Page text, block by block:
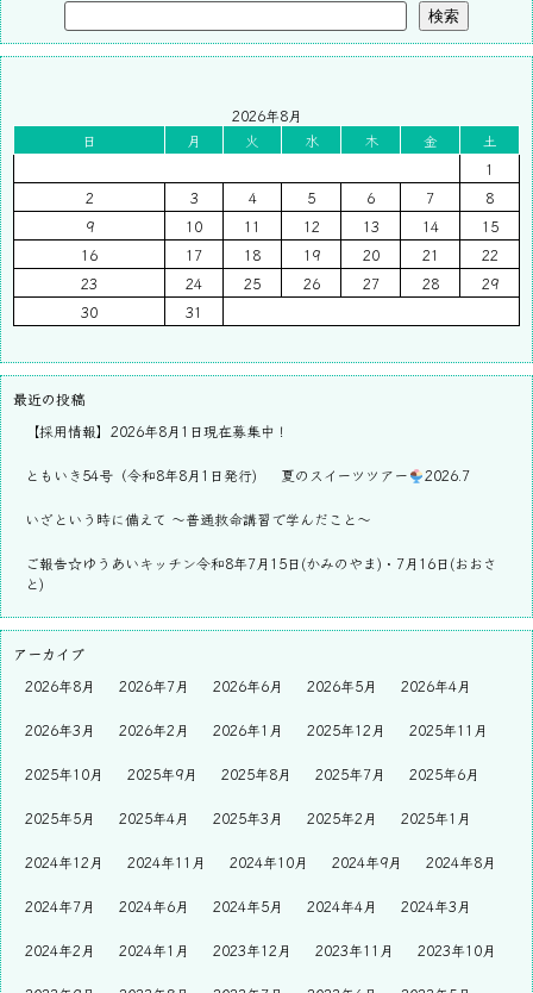
検索
2026年8月
日
月 火 水 木 金
土
1
2
3 4 5 6 7
8
9
10 11 12 13 14
15
16
17 18 19 20 21
22
23
24 25 26 27 28
29
30
31
最近の投稿
【採用情報】2026年8月1日現在募集中！
ともいき54号（令和8年8月1日発行) 夏のスイーツツアー 2026.7
いざという時に備えて ～普通救命講習で学んだこと～
ご報告☆ゆうあいキッチン令和8年7月15日(かみのやま)・7月16日(おおさ
と)
アーカイブ
2026年8月
2026年7月 2026年6月 2026年5月 2026年4月
2026年3月 2026年2月 2026年1月 2025年12月 2025年11月
2025年10月 2025年9月 2025年8月 2025年7月 2025年6月
2025年5月 2025年4月 2025年3月 2025年2月 2025年1月
2024年12月 2024年11月 2024年10月 2024年9月 2024年8月
2024年7月 2024年6月 2024年5月 2024年4月 2024年3月
2024年2月 2024年1月 2023年12月 2023年11月 2023年10月